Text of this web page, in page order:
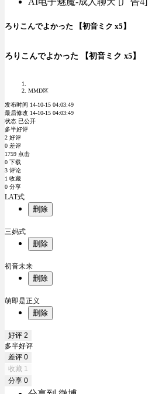
ろりこんでよかった 【初音ミク x5】
ろりこんでよかった 【初音ミク x5】
MMD区
发布时间 14-10-15 04:03:49
最后修改 14-10-15 04:03:49
状态 已公开
多半好评
2 好评
0 差评
1759 点击
0 下载
3 评论
1 收藏
0 分享
LAT式
删除
三妈式
删除
初音未来
删除
萌即是正义
删除
好评 2
多半好评
差评 0
收藏 1
分享 0